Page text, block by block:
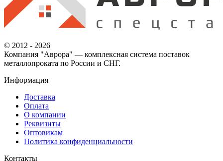
© 2012 - 2026
Компания "Аврора" — комплексная система поставок
металлопроката по России и СНГ.
Информация
Доставка
Оплата
О компании
Реквизиты
Оптовикам
Политика конфиденциальности
Контакты